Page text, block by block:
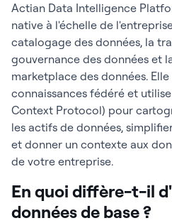
Actian Data Intelligence
native à l'échelle de
catalogage des données, la
gouvernance des données et
marketplace des données.
connaissances fédéré et
Context Protocol) pour
les actifs de données,
et donner un contexte aux
de votre entreprise.
En quoi diffère-t-il
données de base ?